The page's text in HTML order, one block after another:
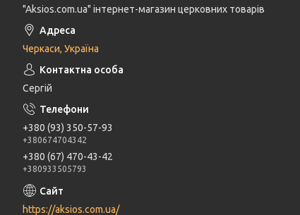
"Aksios.com.ua" інтернет-магазин церковних товарів
Черкаси, Україна
Сергій
+380 (93) 350-57-93
+380674704342
+380 (67) 470-43-42
+380933505793
https://aksios.com.ua/